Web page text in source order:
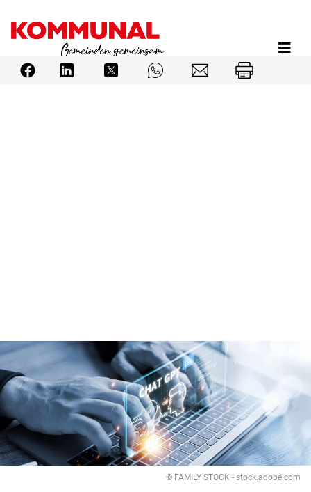
Inhalt
© FAMILY STOCK - stock.adobe.com